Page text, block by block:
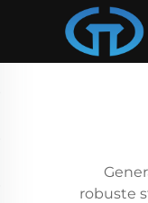
robuste